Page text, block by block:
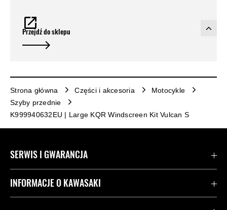
Przejdź do sklepu
Strona główna Części i akcesoria
Motocykle
Szyby przednie
K999940632EU | Large KQR Windscreen Kit Vulcan S
SERWIS I GWARANCJA
Kontakt
INFORMACJE O KAWASAKI